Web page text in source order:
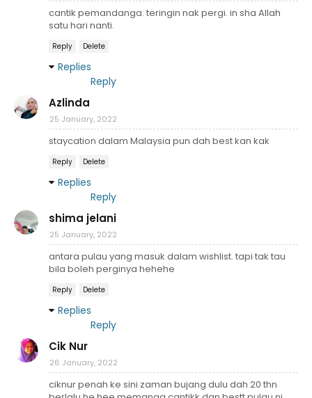
cantik pemandanga. teringin nak pergi. in sha Allah
satu hari nanti.
Reply Delete
Replies
Reply
Azlinda
25 January, 2022
staycation dalam Malaysia pun dah best kan kak
Reply Delete
Replies
Reply
shima jelani
25 January, 2022
antara pulau yang masuk dalam wishlist. tapi tak tau
bila boleh perginya hehehe
Reply Delete
Replies
Reply
Cik Nur
26 January, 2022
ciknur penah ke sini zaman bujang dulu dah 20 thn